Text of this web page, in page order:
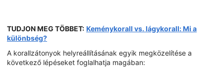
TUDJON MEG TÖBBET: Keménykorall vs. lágykorall: Mi a
különbség?
A korallzátonyok helyreállításának egyik megközelítése a
következő lépéseket foglalhatja magában: